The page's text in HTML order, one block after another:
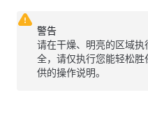
警告
请在干燥、明亮的区域
全，请仅执行您能轻松
供的操作说明。